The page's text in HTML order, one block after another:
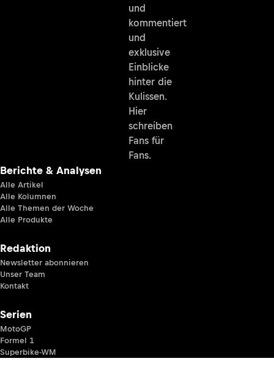
und
kommentiert
und
exklusive
Einblicke
hinter die
Kulissen.
Hier
schreiben
Fans für
Fans.
Berichte & Analysen
Alle Artikel
Alle Kolumnen
Alle Themen der Woche
Alle Produkte
Redaktion
Newsletter abonnieren
Unser Team
Kontakt
Serien
MotoGP
Formel 1
Superbike-WM